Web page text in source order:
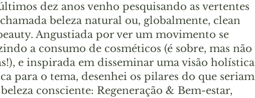
dez anos venho pesquisando as vertentes
beleza natural ou, globalmente, clean
Angustiada por ver um movimento se
a consumo de cosméticos (é sobre, mas não
e inspirada em disseminar uma visão holística
para o tema, desenhei os pilares do que seriam
consciente: Regeneração & Bem-estar,